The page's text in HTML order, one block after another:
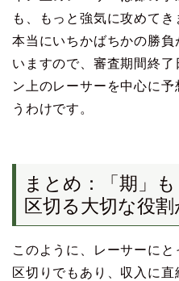
も、もっと強気に攻めてき
本当にいちかばちかの勝
いますので、審査期間終
ン上のレーサーを中心に
うわけです。
まとめ：「期」
区切る大切な役割
このように、レーサーに
区切りでもあり、収入に